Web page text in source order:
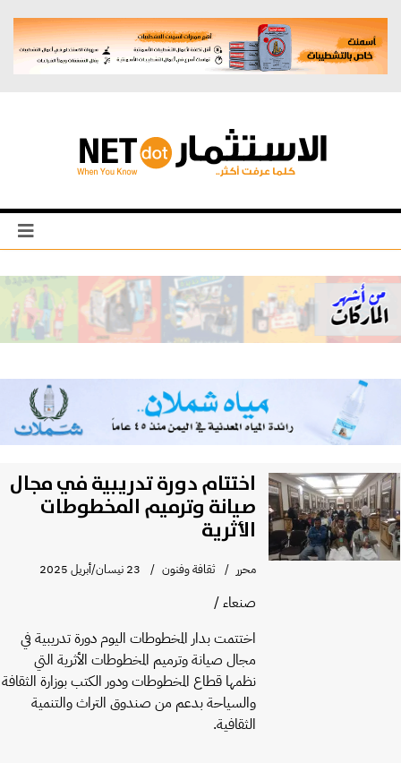
اختتام دورة تدريبية في مجال
صيانة وترميم المخطوطات
الأثرية
محرر ثقافة وفنون 23 نيسان/أبريل 2025
صنعاء /
اختتمت بدار المخطوطات اليوم دورة تدريبية في
مجال صيانة وترميم المخطوطات الأثرية التي
نظمها قطاع المخطوطات ودور الكتب بوزارة الثقافة
والسياحة بدعم من صندوق التراث والتنمية
الثقافية.